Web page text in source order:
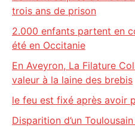
trois ans de prison
2.000 enfants partent en
été en Occitanie
En Aveyron, La Filature
valeur à la laine des brebis
le feu est fixé après avoir
Disparition d’un